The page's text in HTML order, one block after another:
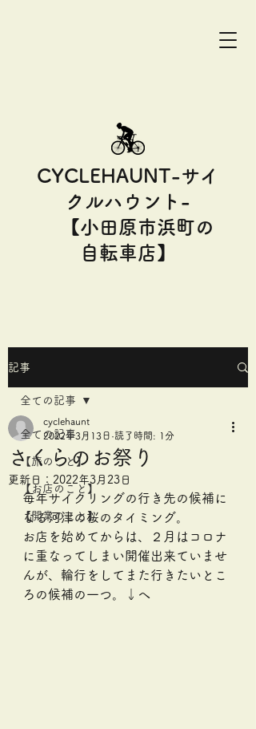
CYCLEHAUNT-サイ
クルハウント-
【小田原市浜町の
自転車店】
記事
全ての記事
【旅のこと】
【お店のこと】
【開業のこと】
全ての記事
さくらのお祭り
cyclehaunt
2022年3月13日 読了時間: 1分
更新日： 2022年3月23日
毎年サイクリングの行き先の候補に
なる河津の桜のタイミング。
お店を始めてからは、２月はコロナ
に重なってしまい開催出来ていませ
んが、輪行をしてまた行きたいとこ
ろの候補の一つ。↓へ